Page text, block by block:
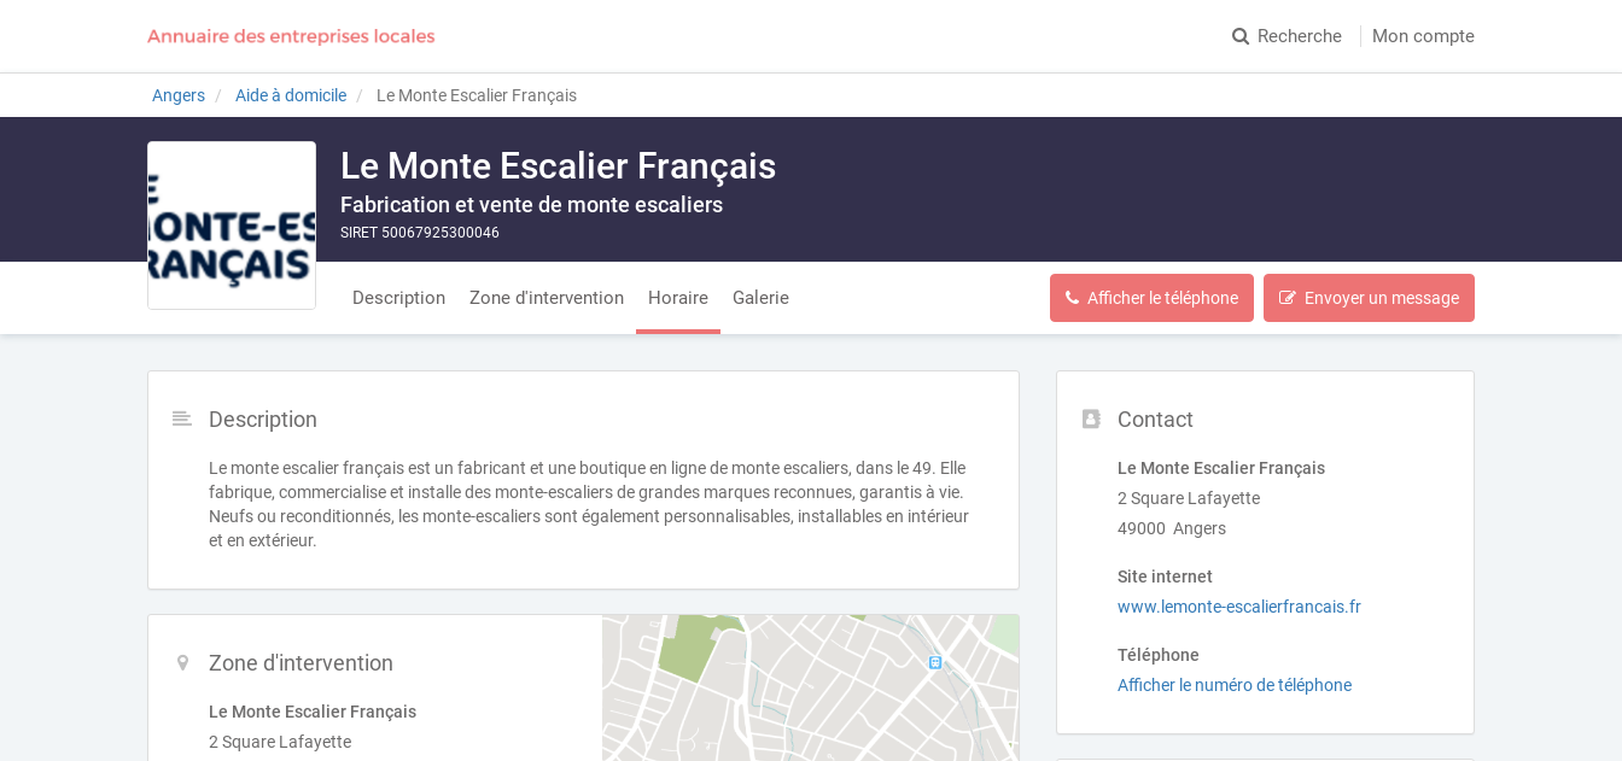
Recherche Mon compte
Angers Aide à domicile Le Monte Escalier Français
Le Monte Escalier Français
Fabrication et vente de monte escaliers
SIRET 50067925300046
Description Zone d'intervention Horaire Galerie Afficher le téléphone Envoyer un message
Contact
Le Monte Escalier Français
2 Square Lafayette
49000 Angers
Site internet
www.lemonte-escalierfrancais.fr
Téléphone
Afficher le numéro de téléphone
Description
Le monte escalier français est un fabricant et une boutique en ligne de monte escaliers, dans le 49. Elle
fabrique, commercialise et installe des monte-escaliers de grandes marques reconnues, garantis à vie.
Neufs ou reconditionnés, les monte-escaliers sont également personnalisables, installables en intérieur
et en extérieur.
Zone d'intervention
Le Monte Escalier Français
2 Square Lafayette